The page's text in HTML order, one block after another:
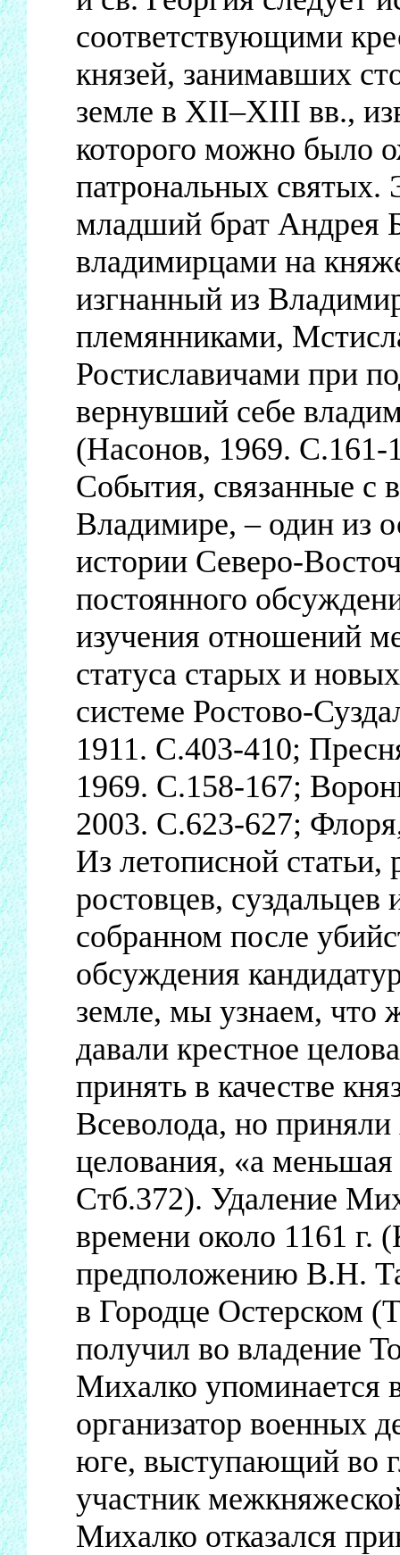
соответствующими
князей, занимавших
земле в XII–XIII вв.,
которого можно было
патрональных
младший брат Андрея
владимирцами на
изгнанный из
племянниками,
Ростиславичами при
вернувший себе
(Насонов, 1969.
События, связанные с
Владимире, – один из
истории Северо-
постоянного
изучения отношений
статуса старых и
системе Ростово-
1911. С.403-410;
1969. С.158-167;
2003. С.623-627;
Из летописной
ростовцев,
собранном после
обсуждения
земле, мы узнаем, что
давали крестное
принять в качестве
Всеволода, но
целования, «а
Стб.372). Удаление
времени около 1161 г.
предположению В.Н.
в Городце Остерском
получил во владение
Михалко упоминается
организатор военных
юге, выступающий во
участник
Михалко отказался